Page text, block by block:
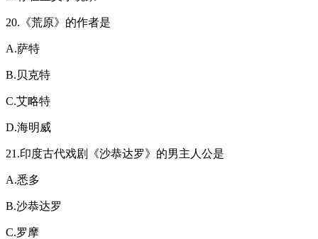
20.《荒原》的作者是
A.萨特
B.贝克特
C.艾略特
D.海明威
21.印度古代戏剧《沙恭达罗》的男主人公是
A.悉多
B.沙恭达罗
C.罗摩